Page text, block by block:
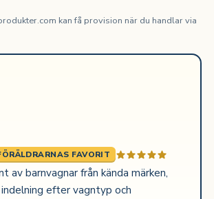
kan få provision när du handlar via
FAVORIT
av barnvagnar från kända märken,
efter vagntyp och